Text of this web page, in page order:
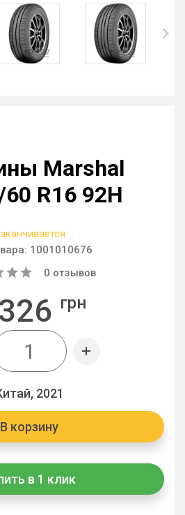
Marshal
R16 92H
1001010676
0 отзывов
грн
2021
В корзину
в 1 клик